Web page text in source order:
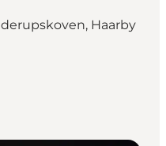
Haarby
- blå rute"
Haarby - blå rute on_map